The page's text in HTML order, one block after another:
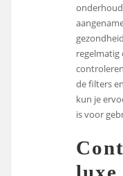
regelmatig
de filters
kun je
is voor